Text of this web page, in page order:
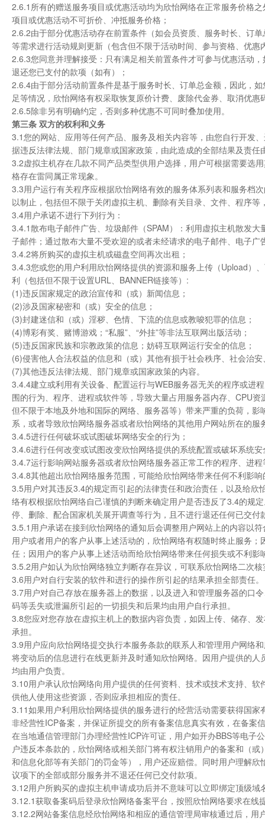
2.6.1所有的赠送服务项目或优惠活动均为欣怡网络在正常服务价格
项目或优惠活动不可折价、冲抵服务价格；
2.6.2由于部分优惠活动存在前置条件（如会员资质、服务时长、订
等需求进行活动规则更新（包含但不限于活动时间、参与资格、优
2.6.3您同意并理解接受：只有满足相关前置条件才可参与优惠活动
退还您已支付的款项（如有）；
2.6.4由于部分活动前置条件是基于服务时长、订单总金额，因此，
足等情况，欣怡网络有权采取恢复原价计费、废除代金券、取消优
2.6.5除非另有明确约定，否则多种优惠不可同时叠加使用。
第三条 双方的权利和义务
3.1您的网站、应用等任何产品、服务及相关内容等，由您自行开发
据违反法律法规、部门规章或国家政策，由此造成的全部结果及责
3.2虚拟主机存在几款不同产品类型供用户选择，用户可根据需要选
格存在雷同属正常现象。
3.3用户运行有关程序应根据欣怡网络有效的服务体系列表和服务档
以制止，包括但不限于关闭虚拟主机、删除有关目录、文件、程序
3.4用户承诺不进行下列行为：
3.4.1散布电子邮件广告、垃圾邮件（SPAM）：利用虚拟主机散发
子邮件；通过散布大量不受欢迎的或者未经请求的电子邮件、电子
3.4.2将所购买的虚拟主机或磁盘空间再次出租；
3.4.3您或您的用户利用欣怡网络提供的资源和服务上传（Upload）
利（包括但不限于设置URL、BANNER链接等）:
(1)违反国家规定的政治宣传和（或）新闻信息；
(2)涉及国家秘密和（或）安全的信息；
(3)封建迷信和（或）淫秽、色情、下流的信息或教唆犯罪的信息；
(4)博彩有奖、赌博游戏；“私服”、“外挂”等非法互联网出版活动；
(5)违反国家民族和宗教政策的信息；妨碍互联网运行安全的信息；
(6)侵害他人合法权益的信息和（或）其他有损于社会秩序、社会治
(7)其他违反法律法规、部门规章或国家政策的内容。
3.4.4建立或利用有关设备、配置运行与WEB服务器无关的程序或进
围的行为、程序、进程或软件等，导致大量占用服务器内存、CPU
但不限于本地及外地和国际的网络、服务器等）带来严重的负荷，
系，或者导致欣怡网络服务器或者欣怡网络的其他用户网站所在的服
3.4.5进行任何破坏或试图破坏网络安全的行为；
3.4.6进行任何改变或试图改变欣怡网络提供的系统配置或破坏系统
3.4.7运行影响网站服务器或者欣怡网络服务器正常工作的程序、进程
3.4.8其他超出欣怡网络服务范围，可能给欣怡网络带来任何不利影
3.5用户对其违反3.4的规定而引起的法律责任和政治责任，以及给
络有权根据欣怡网络自己谨慎的判断来确定用户是否违反了3.4的规
停、删除、配合国家机关展开调查等行为，且不进行退还任何已交付
3.5.1用户承诺在接到欣怡网络的通知后会调整用户网站上的内容以
用户或者用户的客户从事上述活动的，欣怡网络有权随时终止服务
任；因用户的客户从事上述活动而给欣怡网络带来任何损失或不利
3.5.2用户如认为欣怡网络独立判断存在异议，可联系欣怡网络二次
3.6用户对自行安装的软件和进行的操作所引起的结果承担全部责任。
3.7用户对自己存放在服务器上的数据，以及进入和管理服务器的口
码等丢失或泄漏所引起的一切损失和后果均由用户自行承担。
3.8您应对您存放在虚拟主机上的数据内容负责，如因上传、储存、
承担。
3.9用户应向欣怡网络提交执行本服务条款的联系人和管理用户网络
将变动后的信息进行在线更新并及时通知欣怡网络。因用户提供的
均由用户负责。
3.10用户承认欣怡网络向用户提供的任何资料、技术或技术支持、
供他人使用这些资源，否则应承担相应的责任。
3.11如果用户利用欣怡网络提供的服务进行的经营活动需要获得国
非经营性ICP备案，并保证所提交的所有备案信息真实有效，在备
在当地通信管理部门办理经营性ICP许可证，用户如开办BBS等电
户违反本条款的，欣怡网络或相关部门将有权注销用户的备案和（
和信息化部等有关部门的罚金等），用户还应赔偿。同时用户理解
议项下的全部或部分服务并不退还任何已交付款项。
3.12用户所购买的虚拟主机申请成功后并不意味可以立即绑定顶级域
3.12.1获取备案码后登录欣怡网络备案平台，按照欣怡网络要求在线
3.12.2网站备案信息经欣怡网络和相应的通信管理局审核通过后，